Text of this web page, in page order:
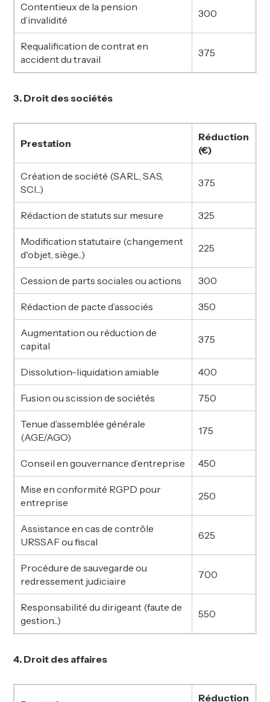
Contentieux de la pension
d’invalidité
300
Requalification de contrat en
accident du travail
375
3. Droit des sociétés
Prestation
Réduction
(€)
Création de société (SARL, SAS,
SCI...)
375
Rédaction de statuts sur mesure 325
Modification statutaire (changement
d'objet, siège...)
225
Cession de parts sociales ou actions 300
Rédaction de pacte d’associés 350
Augmentation ou réduction de
capital
375
Dissolution-liquidation amiable 400
Fusion ou scission de sociétés 750
Tenue d’assemblée générale
(AGE/AGO)
175
Conseil en gouvernance d’entreprise 450
Mise en conformité RGPD pour
entreprise
250
Assistance en cas de contrôle
URSSAF ou fiscal
625
Procédure de sauvegarde ou
redressement judiciaire
700
Responsabilité du dirigeant (faute de
gestion...)
550
4. Droit des affaires
Réduction